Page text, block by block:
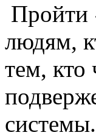
Пройти
людям,
тем, кто
системы.